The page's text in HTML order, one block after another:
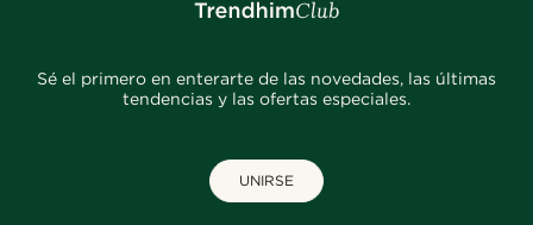
Sé el primero en enterarte de las novedades, las últimas
tendencias y las ofertas especiales.
UNIRSE